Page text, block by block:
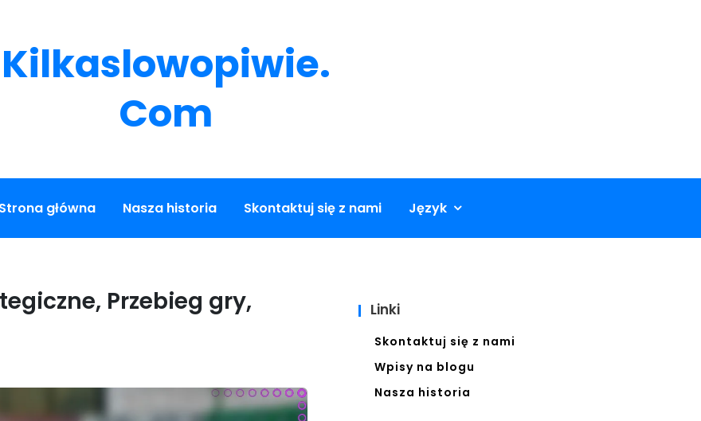
Kilkaslowopiwie.
Com
Strona główna Nasza historia Skontaktuj się z nami Język
Przebieg gry,
Linki
Skontaktuj się z nami
Wpisy na blogu
Nasza historia